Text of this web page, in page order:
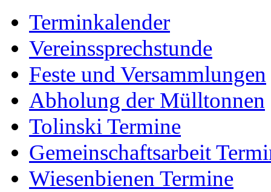
Terminkalender
Vereinssprechstunde
Feste und Versammlungen
Abholung der Mülltonnen
Tolinski Termine
Gemeinschaftsarbeit
Wiesenbienen Termine